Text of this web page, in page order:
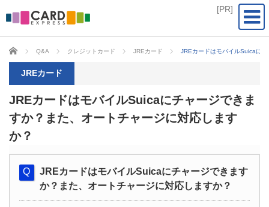
CARD EXPRESS
Q&A クレジットカード JREカード JREカードはモバイルSuicaに
JREカード
JREカードはモバイルSuicaにチャージできま
すか？また、オートチャージに対応します
か？
JREカードはモバイルSuicaにチャージできます
か？また、オートチャージに対応しますか？